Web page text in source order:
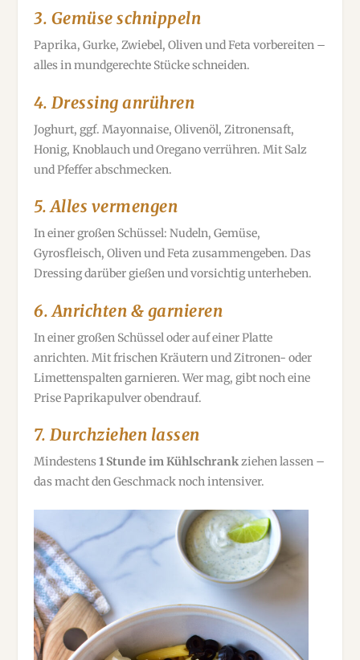
3. Gemüse schnippeln
Paprika, Gurke, Zwiebel, Oliven und Feta vorbereiten –
alles in mundgerechte Stücke schneiden.
4. Dressing anrühren
Joghurt, ggf. Mayonnaise, Olivenöl, Zitronensaft,
Honig, Knoblauch und Oregano verrühren. Mit Salz
und Pfeffer abschmecken.
5.Alles vermengen
In einer großen Schüssel: Nudeln, Gemüse,
Gyrosfleisch, Oliven und Feta zusammengeben. Das
Dressing darüber gießen und vorsichtig unterheben.
6. Anrichten & garnieren
In einer großen Schüssel oder auf einer Platte
anrichten. Mit frischen Kräutern und Zitronen- oder
Limettenspalten garnieren. Wer mag, gibt noch eine
Prise Paprikapulver obendrauf.
7. Durchziehen lassen
Mindestens1 Stunde im Kühlschrankziehen lassen –
das macht den Geschmack noch intensiver.